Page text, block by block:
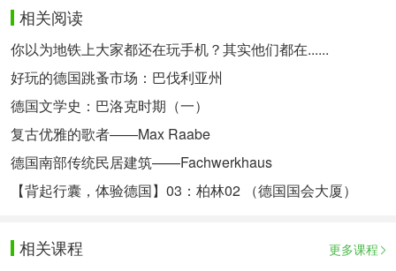
相关阅读
你以为地铁上大家都还在玩手机？其实他们都在......
好玩的德国跳蚤市场：巴伐利亚州
德国文学史：巴洛克时期（一）
复古优雅的歌者——Max Raabe
德国南部传统民居建筑——Fachwerkhaus
【背起行囊，体验德国】03：柏林02 （德国国会大厦）
相关课程 更多课程